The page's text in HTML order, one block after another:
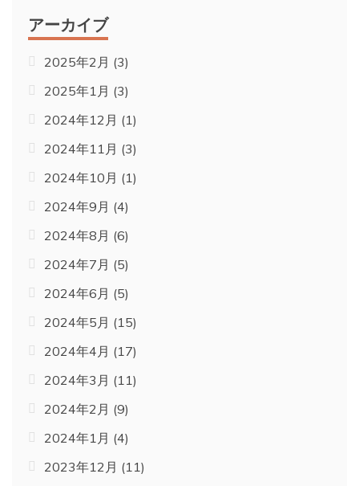
アーカイブ
2025年2月 (3)
2025年1月 (3)
2024年12月 (1)
2024年11月 (3)
2024年10月 (1)
2024年9月 (4)
2024年8月 (6)
2024年7月 (5)
2024年6月 (5)
2024年5月 (15)
2024年4月 (17)
2024年3月 (11)
2024年2月 (9)
2024年1月 (4)
2023年12月 (11)